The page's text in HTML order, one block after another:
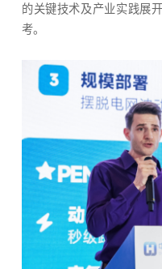
的关键技术及产业实践展
考。